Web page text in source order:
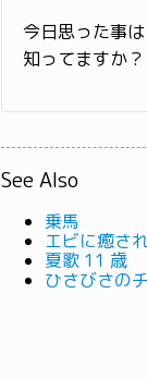
今日思った事
知ってますか？
See Also
乗馬
エビに癒さ
夏歌 11 歳
ひさびさの